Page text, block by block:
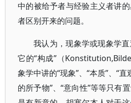
中的被给予者与经验主义者讲
者区别开来的问题。
我认为，现象学或现象学
它的“构成”（
象学中讲的“现象”、“本质”、“直
的所予物”、“意向性”等等只有